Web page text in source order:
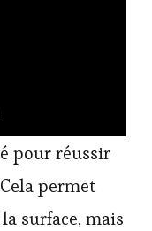
pour réussir
permet
surface, mais